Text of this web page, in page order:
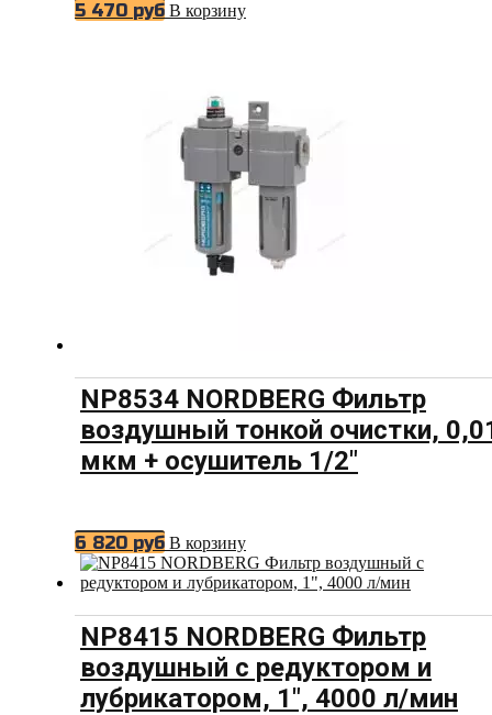
5 470 руб В корзину
NP8534 NORDBERG Фильтр
воздушный тонкой очистки,
мкм + осушитель 1/2″
6 820 руб В корзину
NP8415 NORDBERG Фильтр
воздушный с редуктором и
лубрикатором, 1″, 4000 л/мин